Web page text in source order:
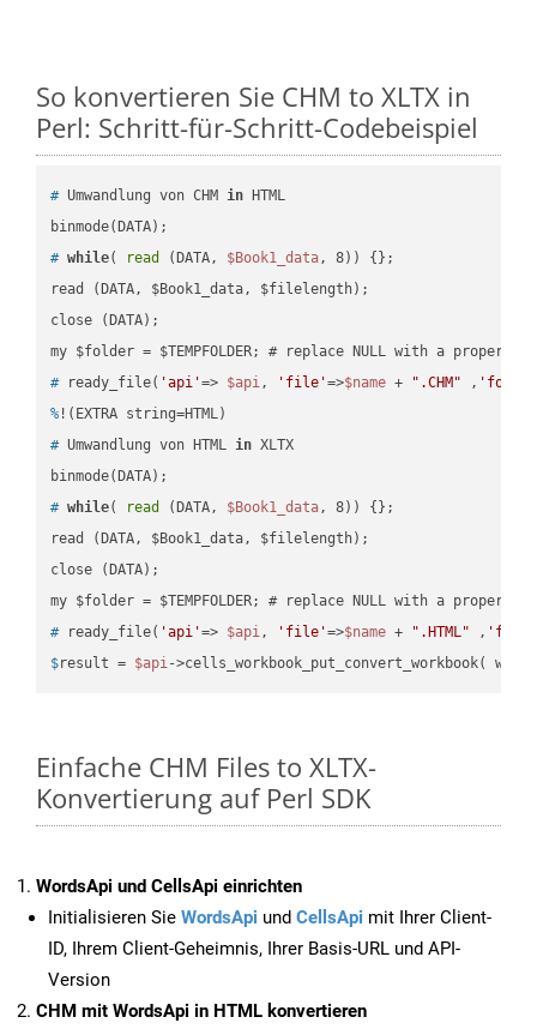
So konvertieren Sie CHM to XLTX in
Perl: Schritt-für-Schritt-Codebeispiel
# Umwandlung von CHM in HTML
# while( read (DATA, $Book1_data, 8)) {};
read (DATA, $Book1_data, $filelength);
close (DATA);
# ready_file( 'api'=> $api, 'file'=>$name + ".CHM" ,
% !(EXTRA string=HTML)
# Umwandlung von HTML in XLTX
# while( read (DATA, $Book1_data, 8)) {};
read (DATA, $Book1_data, $filelength);
close (DATA);
# ready_file( 'api'=> $api, 'file'=>$name + ".HTML" ,
$result = $api->cells_workbook_put_convert_workbook(
Einfache CHM Files to XLTX-
Konvertierung auf Perl SDK
WordsApi und CellsApi einrichten
Initialisieren Sie WordsApi und CellsApi mit Ihrer Client-
ID, Ihrem Client-Geheimnis, Ihrer Basis-URL und API-
Version
CHM mit WordsApi in HTML konvertieren